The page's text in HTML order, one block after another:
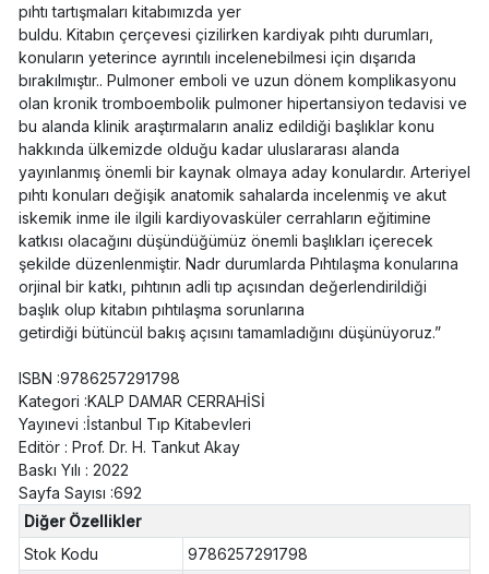
pıhtı tartışmaları kitabımızda yer
buldu. Kitabın çerçevesi çizilirken kardiyak pıhtı durumları,
konuların yeterince ayrıntılı incelenebilmesi için dışarıda
bırakılmıştır.. Pulmoner emboli ve uzun dönem komplikasyonu
olan kronik tromboembolik pulmoner hipertansiyon tedavisi ve
bu alanda klinik araştırmaların analiz edildiği başlıklar konu
hakkında ülkemizde olduğu kadar uluslararası alanda
yayınlanmış önemli bir kaynak olmaya aday konulardır. Arteriyel
pıhtı konuları değişik anatomik sahalarda incelenmiş ve akut
iskemik inme ile ilgili kardiyovasküler cerrahların eğitimine
katkısı olacağını düşündüğümüz önemli başlıkları içerecek
şekilde düzenlenmiştir. Nadr durumlarda Pıhtılaşma konularına
orjinal bir katkı, pıhtının adli tıp açısından değerlendirildiği
başlık olup kitabın pıhtılaşma sorunlarına
getirdiği bütüncül bakış açısını tamamladığını düşünüyoruz.”
ISBN :9786257291798
Kategori :KALP DAMAR CERRAHİSİ
Yayınevi :İstanbul Tıp Kitabevleri
Editör : Prof. Dr. H. Tankut Akay
Baskı Yılı : 2022
Sayfa Sayısı :692
Diğer Özellikler
Stok Kodu
9786257291798